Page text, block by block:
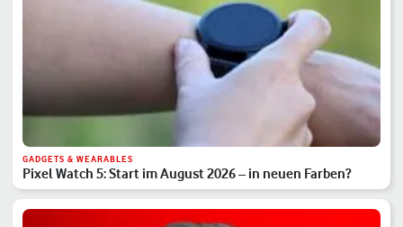
GADGETS & WEARABLES
Pixel Watch 5: Start im August 2026 – in neuen Farben?